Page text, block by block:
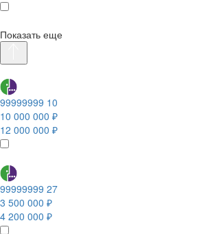
Показать еще
99999999 10
10 000 000 ₽
12 000 000 ₽
99999999 27
3 500 000 ₽
4 200 000 ₽